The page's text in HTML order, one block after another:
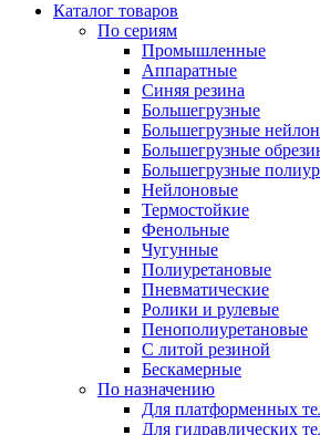
Каталог товаров
По сериям
Промышленные
Аппаратные
Синяя резина
Большегрузные
Большегрузные
Большегрузные
Большегрузные
Нейлоновые
Термостойкие
Фенольные
Чугунные
Полиуретановые
Пневматические
Ролики и рулевые
Пенополиуретановые
С литой резиной
Бескамерные
По назначению
Для платформенных
Для гидравлических